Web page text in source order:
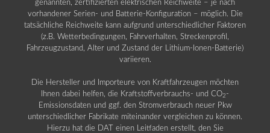
genannten, zertifizierten elektrischen Reichweite – je nach
vorhandener Serien- und Batterie-Konfiguration – möglich. Die
tatsächliche Reichweite kann aufgrund unterschiedlicher Faktoren
(z.B. Wetterbedingungen, Fahrverhalten, Streckenprofil,
Fahrzeugzustand, Alter und Zustand der Lithium-Ionen-Batterie)
variieren.
Die Hersteller und Importeure von Kraftfahrzeugen möchten
Ihnen dabei helfen, die Kraftstoffverbrauchs- und CO2 -
Emissionsdaten und ggf. den Stromverbrauch neuer Pkw
unterschiedlicher Fabrikate miteinander vergleichen zu können.
Hierzu hat die DAT einen Leitfaden erstellt, den Sie